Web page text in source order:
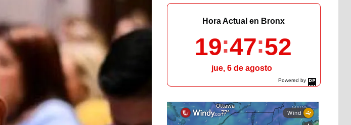
Powered by
DaysPedia.com
Hora Actual en Bronx
19 47 53
jue, 6 de agosto